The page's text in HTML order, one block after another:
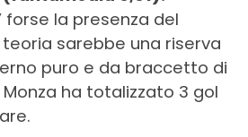
forse la presenza del
sarebbe una riserva
puro e da braccetto di
Monza ha totalizzato 3 gol